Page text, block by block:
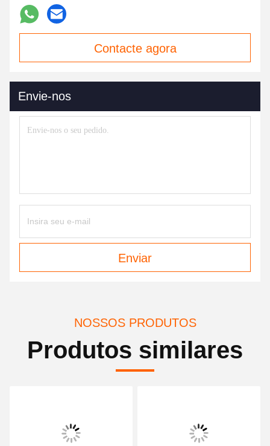
Contacte agora
Envie-nos
Enviar
NOSSOS PRODUTOS
Produtos similares